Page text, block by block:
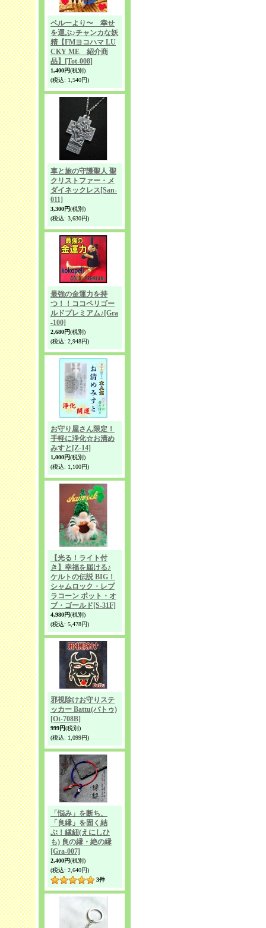
ペルーより〜 幸せ
を運ぶ♪チャンカな妖
精【FMヨコハマ LU
CKY ME 紹介商
品】
[Tot-008]
1,400円(税別)
(税込: 1,540円)
車と旅の守護聖人 聖
クリストファー・メ
ダイネックレス [San-
011]
3,300円(税別)
(税込: 3,630円)
最強の金運力を持
つ！！ココペリゴー
ルドプレミアム♪ [Gra
-100]
2,680円(税別)
(税込: 2,948円)
お守り屋さん限定！
手軽に浄化☆お清め
みすと [Z-14]
1,000円(税別)
(税込: 1,100円)
【光る！ライト付
き】幸福を届ける♪
ケルトの伝説 BIG！
シャムロック・レプ
ラコーン ポット・オ
ブ・ゴールド [S-31F]
4,980円(税別)
(税込: 5,478円)
邪視除けお守りステ
ッカー Battu(バトゥ)
[Ot-708B]
999円(税別)
(税込: 1,099円)
「悩み」を断ち、
「良縁」を固く結
ぶ！縁紐(えにしひ
も) 良の縁・絶の縁
[Gra-007]
2,400円(税別)
(税込: 2,640円)
3件